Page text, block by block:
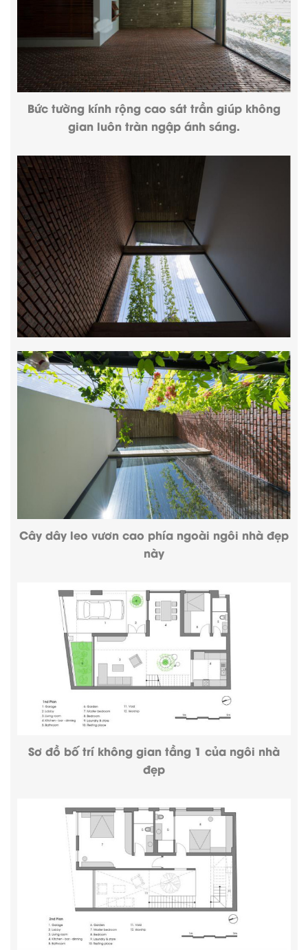
Bức tường kính rộng cao sát trần giúp không
gian luôn tràn ngập ánh sáng.
Cây dây leo vươn cao phía ngoài ngôi nhà đẹp
này
Sơ đồ bố trí không gian tầng 1 của ngôi nhà
đẹp